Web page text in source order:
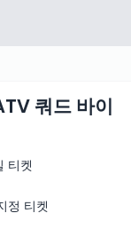
쿼드 바이
티켓
정 티켓